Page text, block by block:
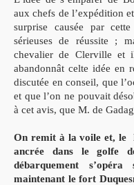
aux chefs de l’expédition
surprise causée par
sérieuses de réussite ;
chevalier de Clerville et
abandonnât celte idée en
discutée en conseil, que
et que l’on ne pouvait
à cet avis, que M. de
On remit à la voile et, le
ancrée dans le golfe
débarquement
maintenant le fort